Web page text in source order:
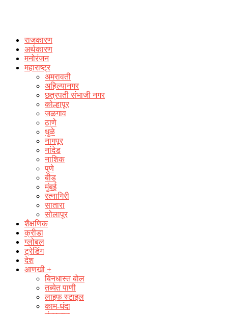
राजकारण
अर्थकारण
मनोरंजन
महाराष्ट्र
अमरावती
अहिल्यानगर
छत्रपती संभाजी नगर
कोल्हापूर
जळगाव
ठाणे
धुळे
नागपूर
नांदेड
नाशिक
पुणे
बीड
मुंबई
रत्नागिरी
सातारा
सोलापूर
शैक्षणिक
क्रीडा
ग्लोबल
ट्रेडिंग
देश
आणखी +
बिनधास्त बोल
तब्येत पाणी
लाइफ स्टाइल
काम-धंदा